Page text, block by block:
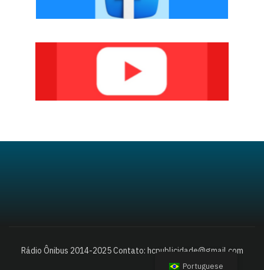
Rádio Ônibus 2014-2025 Contato: hcpublicidade@gmail.com
Portuguese